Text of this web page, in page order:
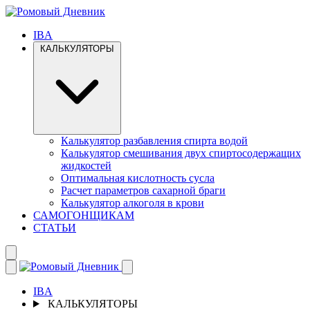
IBA
Калькулятор разбавления спирта водой
Калькулятор смешивания двух спиртосодержащих
жидкостей
Оптимальная кислотность сусла
Расчет параметров сахарной браги
Калькулятор алкоголя в крови
САМОГОНЩИКАМ
СТАТЬИ
IBA
КАЛЬКУЛЯТОРЫ